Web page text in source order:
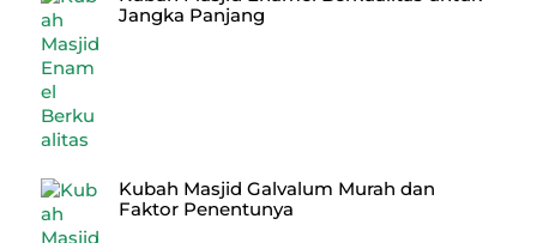
Jangka Panjang
Kubah Masjid Galvalum Murah dan
Faktor Penentunya